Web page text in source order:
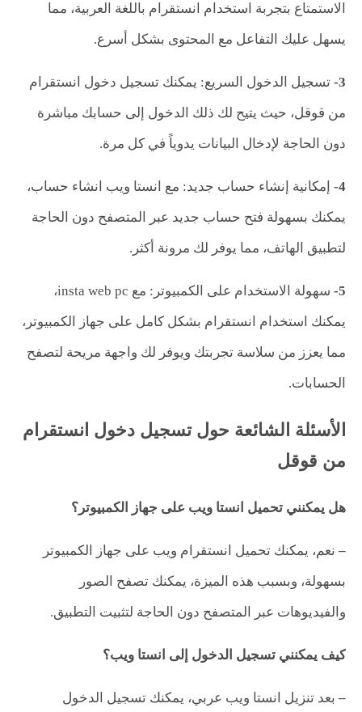
الاستمتاع بتجربة استخدام انستقرام باللغة العربية، مما
يسهل عليك التفاعل مع المحتوى بشكل أسرع.
3- تسجيل الدخول السريع: يمكنك تسجيل دخول انستقرام
من قوقل، حيث يتيح لك ذلك الدخول إلى حسابك مباشرة
دون الحاجة لإدخال البيانات يدوياً في كل مرة.
4-
إمكانية إنشاء حساب جديد: مع انستا ويب انشاء حساب،
يمكنك بسهولة فتح حساب جديد عبر المتصفح دون الحاجة
لتطبيق الهاتف، مما يوفر لك مرونة أكثر.
5-
سهولة الاستخدام على الكمبيوتر: مع insta web pc،
يمكنك استخدام انستقرام بشكل كامل على جهاز الكمبيوتر،
مما يعزز من سلاسة تجربتك ويوفر لك واجهة مريحة لتصفح
الحسابات.
الأسئلة الشائعة حول تسجيل دخول انستقرام
من قوقل
هل يمكنني تحميل انستا ويب على جهاز الكمبيوتر؟
– نعم، يمكنك تحميل انستقرام ويب على جهاز الكمبيوتر
بسهولة، وبسبب هذه الميزة، يمكنك تصفح الصور
والفيديوهات عبر المتصفح دون الحاجة لتثبيت التطبيق.
كيف يمكنني تسجيل الدخول إلى انستا ويب؟
– بعد تنزيل انستا ويب عربي، يمكنك تسجيل الدخول